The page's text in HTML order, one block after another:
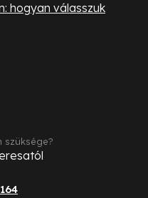
hogyan válasszuk
szüksége?